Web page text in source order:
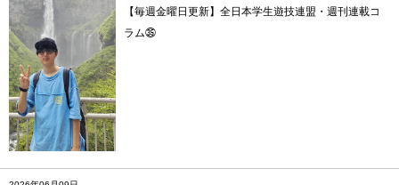
【毎週金曜日更新】全日本学生遊技連盟・週刊連載コ
ラム㉟